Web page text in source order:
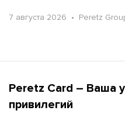
7 августа 2026 • Peretz
Peretz Card – Ваша
привилегий